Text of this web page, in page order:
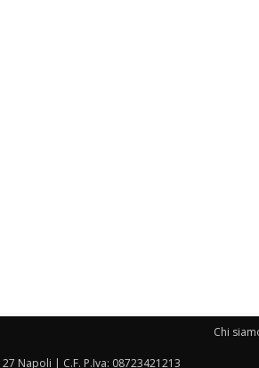
Chi
Napoli | C.F. P.Iva: 08723421213